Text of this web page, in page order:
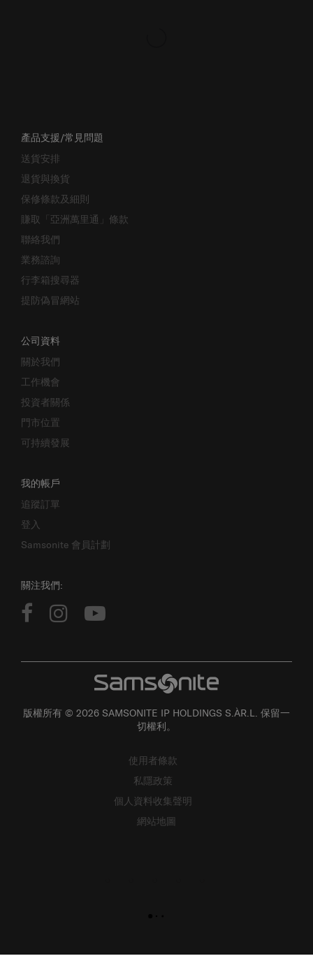
產品支援/常見問題
送貨安排
退貨與換貨
保修條款及細則
賺取「亞洲萬里通」條款
聯絡我們
業務諮詢
行李箱搜尋器
提防偽冒網站
公司資料
關於我們
工作機會
投資者關係
門市位置
可持續發展
我的帳戶
追蹤訂單
登入
Samsonite 會員計劃
關注我們:
版權所有 © 2026 SAMSONITE IP HOLDINGS S.ÀR.L. 保留一
切權利。
使用者條款
私隱政策
個人資料收集聲明
網站地圖